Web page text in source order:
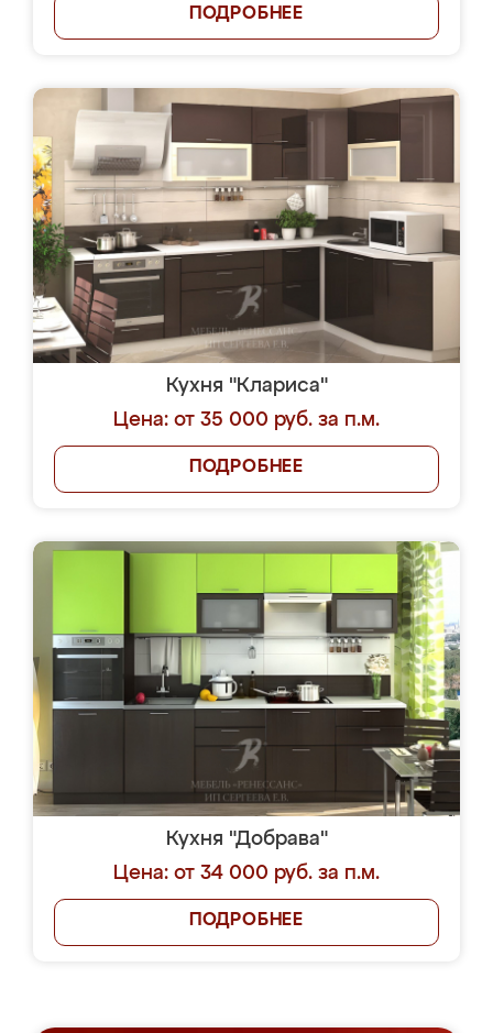
ПОДРОБНЕЕ
Кухня "Клариса"
Цена: от 35 000 руб. за п.м.
ПОДРОБНЕЕ
Кухня "Добрава"
Цена: от 34 000 руб. за п.м.
ПОДРОБНЕЕ